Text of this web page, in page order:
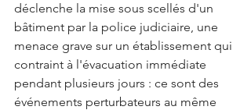
déclenche la mise sous scellés d'un
bâtiment par la police judiciaire, une
menace grave sur un établissement qui
contraint à l'évacuation immédiate
pendant plusieurs jours : ce sont des
événements perturbateurs au même